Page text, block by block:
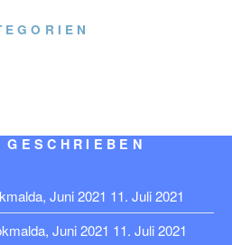
Juni 2021 11. Juli 2021
Juni 2021 11. Juli 2021